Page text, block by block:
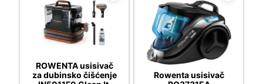
ROWENTA usisivač
za dubinsko čišćenje
Rowenta usisivač